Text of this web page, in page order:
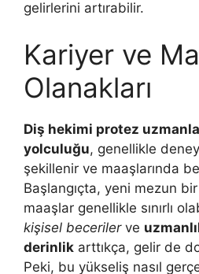
gelirlerini artırabilir.
Kariyer ve
Olanakları
Diş hekimi protez
yolculuğu, genellikle
şekillenir ve maaşlarında
Başlangıçta, yeni mezun
maaşlar genellikle sınırlı
kişisel becerilerve
derinlik arttıkça, gelir de
Peki, bu yükseliş nasıl